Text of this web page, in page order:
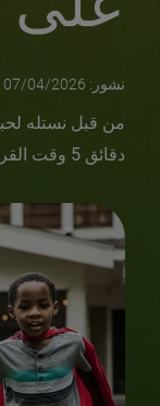
نشور: 07/04/2026
Author
من قبل نستله
دقائق 5 وقت القراءة